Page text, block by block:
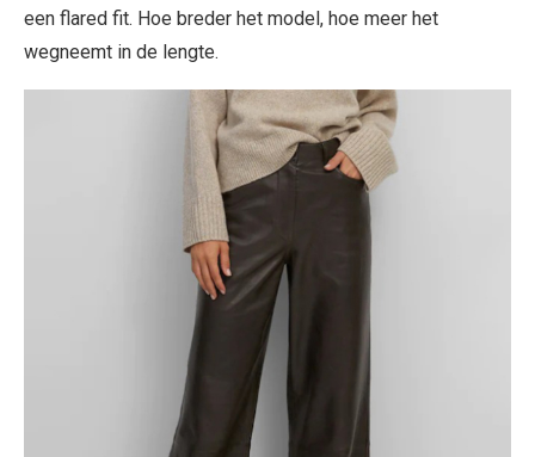
een flared fit. Hoe breder het model, hoe meer het
wegneemt in de lengte.